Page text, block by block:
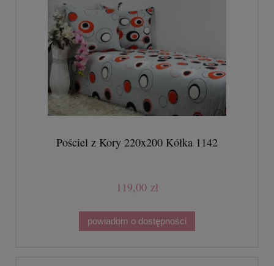
Pościel z Kory 220x200 Kółka 1142
119,00 zł
powiadom o dostępności